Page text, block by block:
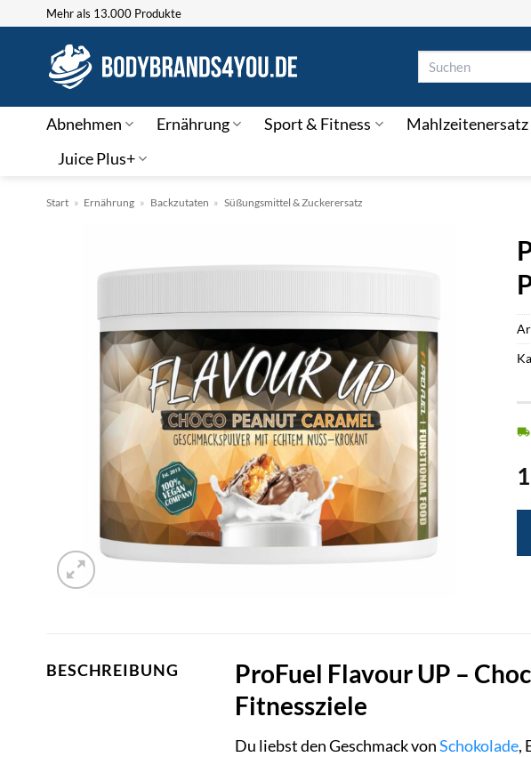
springen
Mehr als 13.000 Produkte
Abnehmen Ernährung Sport & Fitness Mahlzeitenersatz
Juice Plus+
Start » Ernährung » Backzutaten » Süßungsmittel & Zuckerersatz
BESCHREIBUNG
ProFuel Flavour UP –
Fitnessziele
Du liebst den Geschmack vonSchokolade,